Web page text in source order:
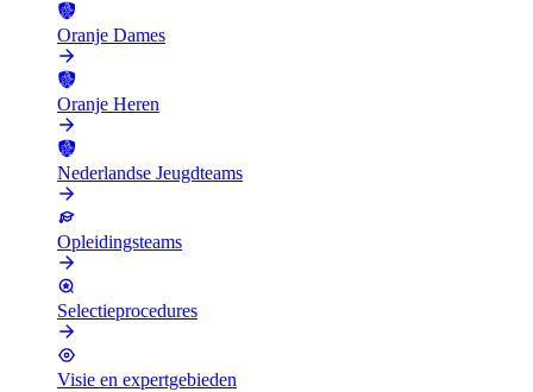
Oranje Dames
Oranje Heren
Nederlandse Jeugdteams
Opleidingsteams
Selectieprocedures
Visie en expertgebieden